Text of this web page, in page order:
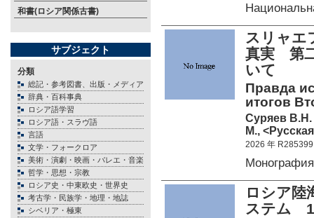
和書(ロシア関係古書)
サブジェクト
分類
総記・参考図書、出版・メディア
辞典・百科事典
ロシア語学習
ロシア語・スラヴ語
言語
文学・フォークロア
美術・演劇・映画・バレエ・音楽
哲学・思想・宗教
ロシア史・中東欧史・世界史
考古学・民族学・地理・地誌
シベリア・極東
スリャエ
真実 第
いて
Правда
итогов
Суряев В.Н.
М.,
2026 年 R285399
ロシア陸
ステム